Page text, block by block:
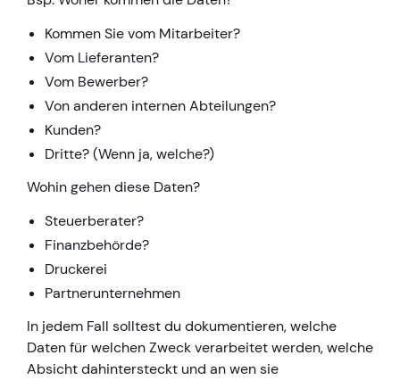
Kommen Sie vom Mitarbeiter?
Vom Lieferanten?
Vom Bewerber?
Von anderen internen Abteilungen?
Kunden?
Dritte? (Wenn ja, welche?)
Wohin gehen diese Daten?
Steuerberater?
Finanzbehörde?
Druckerei
Partnerunternehmen
In jedem Fall solltest du dokumentieren, welche
Daten für welchen Zweck verarbeitet werden, welche
Absicht dahintersteckt und an wen sie